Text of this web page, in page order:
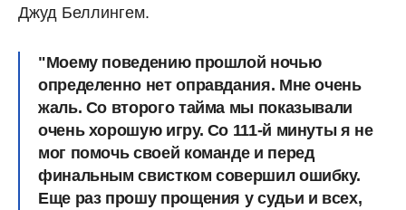
Джуд Беллингем.
"Моему поведению прошлой ночью
определенно нет оправдания. Мне очень
жаль. Со второго тайма мы показывали
очень хорошую игру. Со 111-й минуты я не
мог помочь своей команде и перед
финальным свистком совершил ошибку.
Еще раз прошу прощения у судьи и всех,